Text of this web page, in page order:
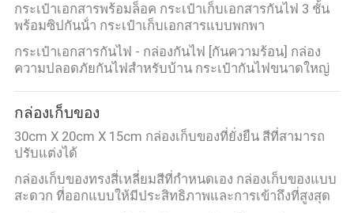
กระเป๋าเอกสารพร้อมล็อค กระเป๋าเก็บเอกสารกันไฟ 3 ชั้น
พร้อมซิปกันน้ํา กระเป๋าเก็บเอกสารแบบพกพา
กระเป๋าเอกสารกันไฟ - กล่องกันไฟ [กันความร้อน] กล่อง
ความปลอดภัยกันไฟสําหรับบ้าน กระเป๋ากันไฟขนาดใหญ่
กล่องเก็บของ
30cm X 20cm X 15cm กล่องเก็บของที่ยั่งยืน สีที่สามารถ
ปรับแต่งได้
กล่องเก็บของทรงสี่เหลี่ยมสีที่กําหนดเอง กล่องเก็บของแบบ
สะดวก ที่ออกแบบให้มีประสิทธิภาพและการเข้าถึงที่สูงสุด